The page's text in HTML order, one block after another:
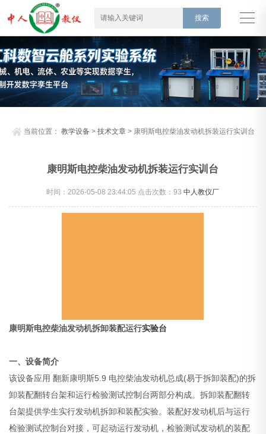
当前位置：教学设备 >技术文章 > 康明斯电控柴油发动机拆装运行实训台
康明斯电控柴油发动机拆装运行实训台
时间：2026-05-08 23:44:05 点击次数：93中人教仪厂
康明斯电控柴油发动机拆卸装配运行实验台
一、设备简介
该设备应用 翻新康明斯5.9 电控柴油发动机总成(易于拆卸装配)的拆
卸装配翻转台架和运行检验测试控制台两部分构成。拆卸装配翻转
台架提供学生实行发动机拆卸和装配实验。装配好发动机后与运行
检验测试控制台对接，可起动运行发动机，检验测试发动机的装配